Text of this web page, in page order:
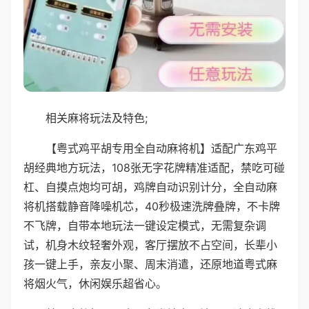
相关麻将玩法及特色;
【粤式鸡平胡专用全自动麻将机】适配广东鸡平
胡经典地方玩法，108张无字花牌精准适配，禁吃可碰
杠、自摸点炮均可胡，鸡牌自动识别计分，全自动麻
将机搭载静音降噪机芯，40秒极速洗牌叠牌，不卡牌
不飞牌，自带本地玩法一键设定模式，无需复杂调
试，机身木纹轻奢外观，客厅摆放不占空间，长辈小
孩一键上手，亲友小聚、周末消遣，还原地道粤式麻
将烟火气，休闲娱乐超省心。